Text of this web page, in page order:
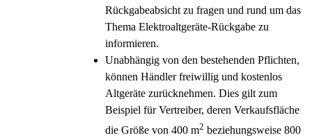
Rückgabeabsicht zu fragen und rund um das
Thema Elektroaltgeräte-Rückgabe zu
informieren.
Unabhängig von den bestehenden Pflichten,
können Händler freiwillig und kostenlos
Altgeräte zurücknehmen. Dies gilt zum
Beispiel für Vertreiber, deren Verkaufsfläche
die Größe von 400 m2 beziehungsweise 800